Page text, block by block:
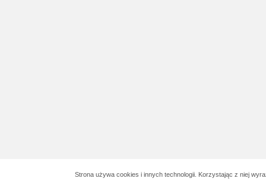
Strona używa cookies i innych technologii. Korzystając z niej